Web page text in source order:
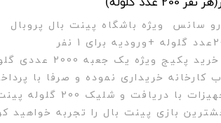
سانس ویژه باشگاه پینت بال پروبال
1 نفر
با خرید پکیج
کارخانه خریداری نموده و صرفا با
تجهیزات با دریافت
بازی پینت بال را تجربه خواهید